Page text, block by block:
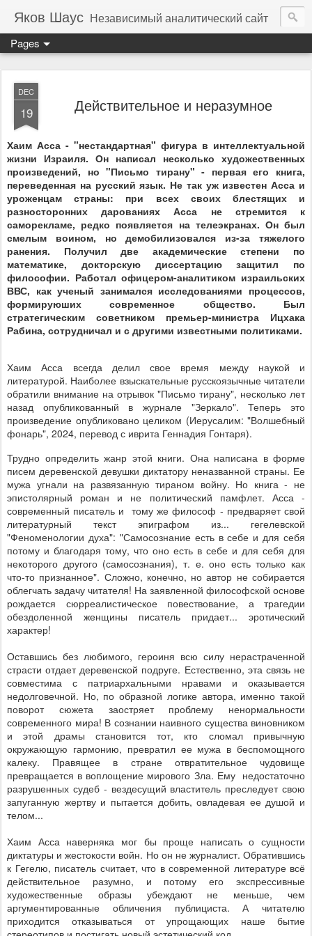
Яков Шаус Независимый аналитический сайт
Pages
DEC
19 Действительное и неразумное
Хаим Асса - "нестандартная" фигура в интеллектуальной
жизни Израиля. Он написал несколько художественных
произведений, но "Письмо тирану" - первая его книга,
переведенная на русский язык. Не так уж известен Асса и
уроженцам страны: при всех своих блестящих и
разносторонних дарованиях Асса не стремится к
саморекламе, редко появляется на телеэкранах. Он был
смелым воином, но демобилизовался из-за тяжелого
ранения. Получил две академические степени по
математике, докторскую диссертацию защитил по
философии. Работал офицером-аналитиком израильских
ВВС, как ученый занимался исследованиями процессов,
формируюших современное общество. Был
стратегическим советником премьер-министра Ицхака
Рабина, сотрудничал и с другими известными политиками.
Хаим Асса всегда делил свое время между наукой и
литературой. Наиболее взыскательные русскоязычные читатели
обратили внимание на отрывок "Письмо тирану", несколько лет
назад опубликованный в журнале "Зеркало". Теперь это
произведение опубликовано целиком (Иерусалим: "Волшебный
фонарь", 2024, перевод с иврита Геннадия Гонтаря).
Трудно определить жанр этой книги. Она написана в форме
писем деревенской девушки диктатору неназванной страны. Ее
мужа угнали на развязанную тираном войну. Но книга - не
эпистолярный роман и не политический памфлет. Асса -
современный писатель и тому же философ - предваряет свой
литературный текст эпиграфом из... гегелевской
"Феноменологии духа": "Самосознание есть в себе и для себя
потому и благодаря тому, что оно есть в себе и для себя для
некоторого другого (самосознания), т. е. оно есть только как
что-то признанное". Сложно, конечно, но автор не собирается
облегчать задачу читателя! На заявленной философской основе
рождается сюрреалистическое повествование, а трагедии
обездоленной женщины писатель придает... эротический
характер!
Оставшись без любимого, героиня всю силу нерастраченной
страсти отдает деревенской подруге. Естественно, эта связь не
совместима с патриархальными нравами и оказывается
недолговечной. Но, по образной логике автора, именно такой
поворот сюжета заостряет проблему ненормальности
современного мира! В сознании наивного существа виновником
и этой драмы становится тот, кто сломал привычную
окружающую гармонию, превратил ее мужа в беспомощного
калеку. Правящее в стране отвратительное чудовище
превращается в воплощение мирового Зла. Ему недостаточно
разрушенных судеб - вездесущий властитель преследует свою
запуганную жертву и пытается добить, овладевая ее душой и
телом...
Хаим Асса наверняка мог бы проще написать о сущности
диктатуры и жестокости войн. Но он не журналист. Обратившись
к Гегелю, писатель считает, что в современной литературе всё
действительное разумно, и потому его экспрессивные
художественные образы убеждают не меньше, чем
аргументированные обличения публициста. А читателю
приходится отказываться от упрощающих наше бытие